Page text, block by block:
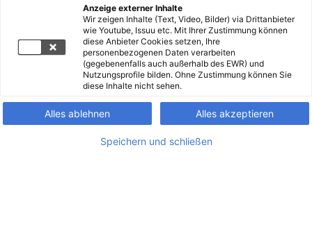
Anzeige externer Inhalte
Wir zeigen Inhalte (Text, Video, Bilder) via Drittanbieter
wie Youtube, Issuu etc. Mit Ihrer Zustimmung können
diese Anbieter Cookies setzen, Ihre
personenbezogenen Daten verarbeiten
(gegebenenfalls auch außerhalb des EWR) und
Nutzungsprofile bilden. Ohne Zustimmung können Sie
diese Inhalte nicht sehen.
Alles ablehnen Alles akzeptieren
Speichern und schließen